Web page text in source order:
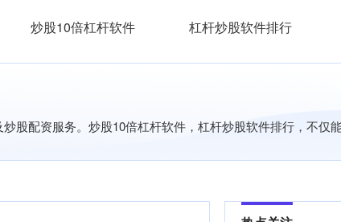
炒股10倍杠杆软件 杠杆炒股软件排行
股配资服务。炒股10倍杠杆软件，杠杆炒股软件排行，不仅